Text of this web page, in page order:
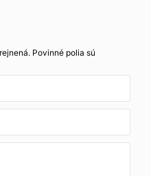
Povinné polia sú